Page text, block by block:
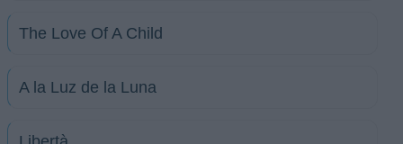
The Love Of A Child
A la Luz de la Luna